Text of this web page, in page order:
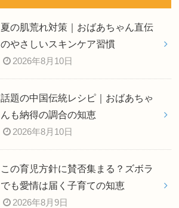
夏の肌荒れ対策｜おばあちゃん直伝
のやさしいスキンケア習慣
2026年8月10日
話題の中国伝統レシピ｜おばあちゃ
んも納得の調合の知恵
2026年8月10日
この育児方針に賛否集まる？ズボラ
でも愛情は届く子育ての知恵
2026年8月9日